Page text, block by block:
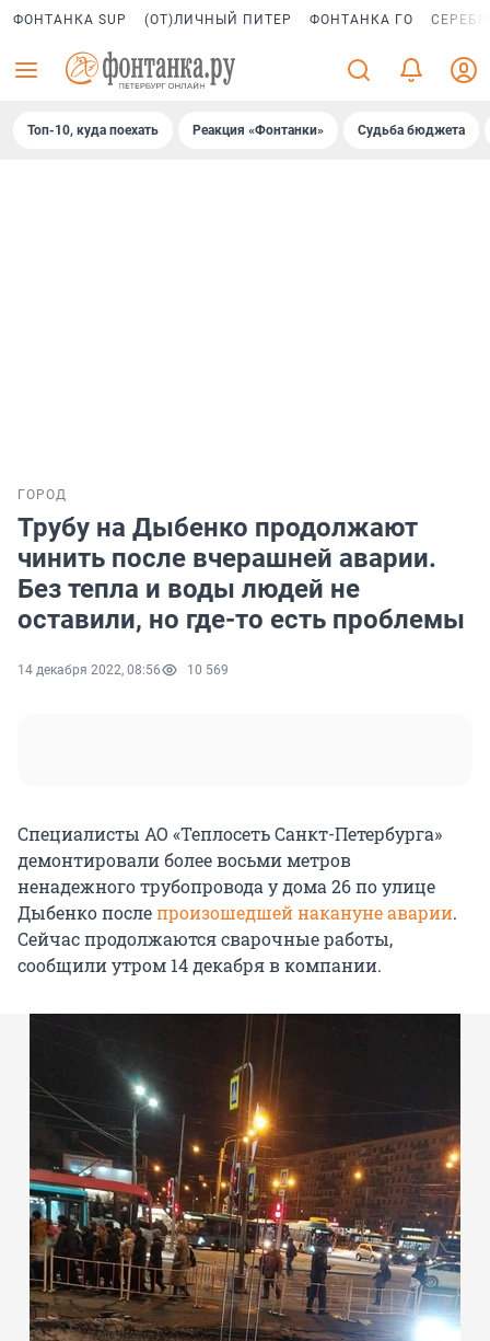
ФОНТАНКА SUP (ОТ)ЛИЧНЫЙ ПИТЕР ФОНТАНКА ГО
Топ-10, куда поехать Реакция «Фонтанки» Судьба бюджета
ГОРОД
Трубу на Дыбенко продолжают
чинить после вчерашней аварии.
Без тепла и воды людей не
оставили, но где-то есть проблемы
14 декабря 2022, 08:56 10 569
Специалисты АО «Теплосеть Санкт-Петербурга»
демонтировали более восьми метров
ненадежного трубопровода у дома 26 по улице
Дыбенко послепроизошедшей накануне аварии.
Сейчас продолжаются сварочные работы,
сообщили утром 14 декабря в компании.